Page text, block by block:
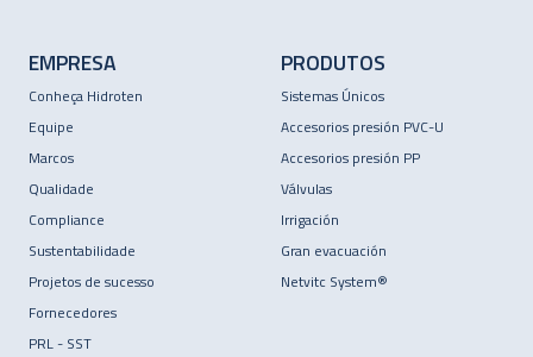
EMPRESA
Conheça Hidroten
Equipe
Marcos
Qualidade
Compliance
Sustentabilidade
Projetos de sucesso
Fornecedores
PRL - SST
PRODUTOS
Sistemas Únicos
Accesorios presión PVC-U
Accesorios presión PP
Válvulas
Irrigación
Gran evacuación
Netvitc System®